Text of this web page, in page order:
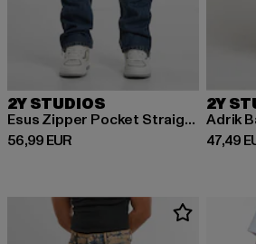
2Y STUDIOS
Esus Zipper Pocket Straight Jeans
56,99 EUR
Derzeitiger Preis: 56,99 EUR
2Y
Adrik
47,49